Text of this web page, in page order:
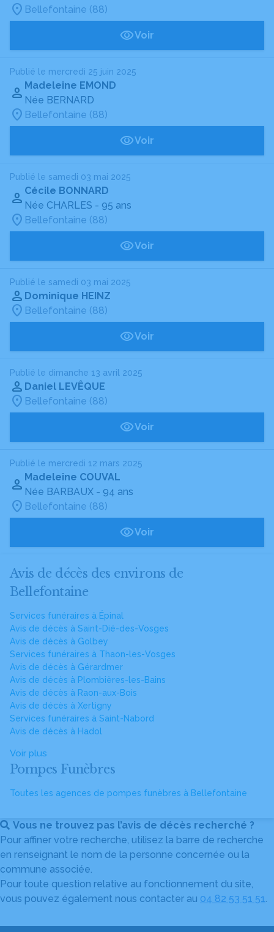
Bellefontaine (88)
Voir
Publié le mercredi 25 juin 2025
Madeleine EMOND
Née BERNARD
Bellefontaine (88)
Voir
Publié le samedi 03 mai 2025
Cécile BONNARD
Née CHARLES - 95 ans
Bellefontaine (88)
Voir
Publié le samedi 03 mai 2025
Dominique HEINZ
Bellefontaine (88)
Voir
Publié le dimanche 13 avril 2025
Daniel LEVÊQUE
Bellefontaine (88)
Voir
Publié le mercredi 12 mars 2025
Madeleine COUVAL
Née BARBAUX - 94 ans
Bellefontaine (88)
Voir
Avis de décès des environs de
Bellefontaine
Services funéraires à Épinal
Avis de décès à Saint-Dié-des-Vosges
Avis de décès à Golbey
Services funéraires à Thaon-les-Vosges
Avis de décès à Gérardmer
Avis de décès à Plombières-les-Bains
Avis de décès à Raon-aux-Bois
Avis de décès à Xertigny
Services funéraires à Saint-Nabord
Avis de décès à Hadol
Voir plus
Pompes Funèbres
Toutes les agences de pompes funèbres à Bellefontaine
Vous ne trouvez pas l’avis de décès recherché ?
Pour affiner votre recherche, utilisez la barre de recherche
en renseignant le nom de la personne concernée ou la
commune associée.
Pour toute question relative au fonctionnement du site,
vous pouvez également nous contacter au 04 82 53 51 51.